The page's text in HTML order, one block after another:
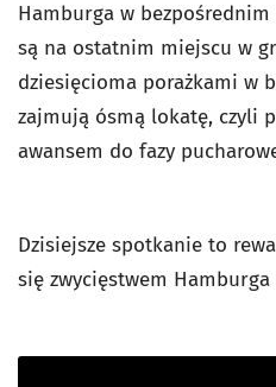
Hamburga w
są na ostatnim miejscu w
dziesięcioma porażkami w
zajmują ósmą lokatę, czyli
awansem do fazy
Dzisiejsze spotkanie to
się zwycięstwem Hamburga